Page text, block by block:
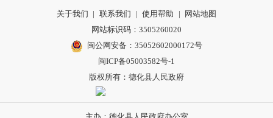
关于我们 | 联系我们 | 使用帮助 |
网站地图
网站标识码：3505260020
闽公网安备：35052602000172号
闽ICP备05003582号-1
版权所有：德化县人民政府